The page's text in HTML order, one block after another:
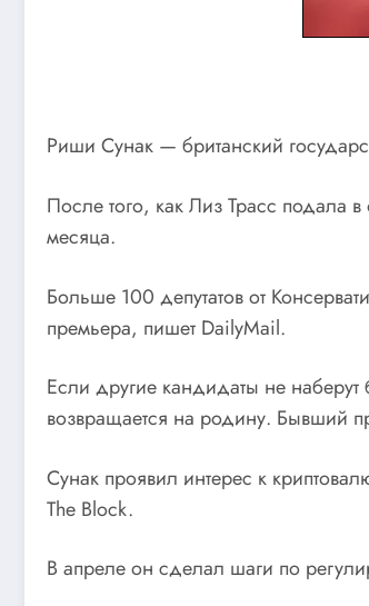
Риши Сунак — британский
После того, как Лиз Трасс подала в
месяца.
Больше 100 депутатов от
премьера, пишет DailyMail.
Если другие кандидаты не наберут
возвращается на родину. Бывший
Сунак проявил интерес к
The Block.
В апреле он сделал шаги по